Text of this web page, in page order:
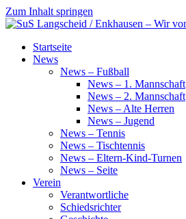
Zum Inhalt springen
SuS
Langscheid
Startseite
News
News – Fußball
News – 1. Mannschaft
News – 2. Mannschaft
News – Alte Herren
News – Jugend
News – Tennis
News – Tischtennis
News – Eltern-Kind-Turnen
News – Seite
Verein
Verantwortliche
Schiedsrichter